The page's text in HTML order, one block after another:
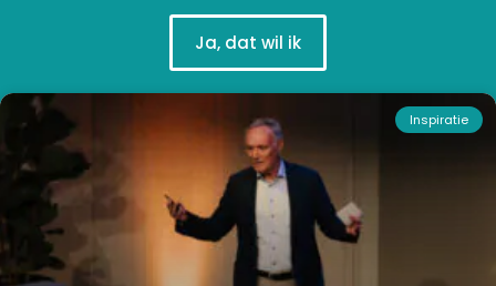
Ja, dat wil ik
Inspiratie